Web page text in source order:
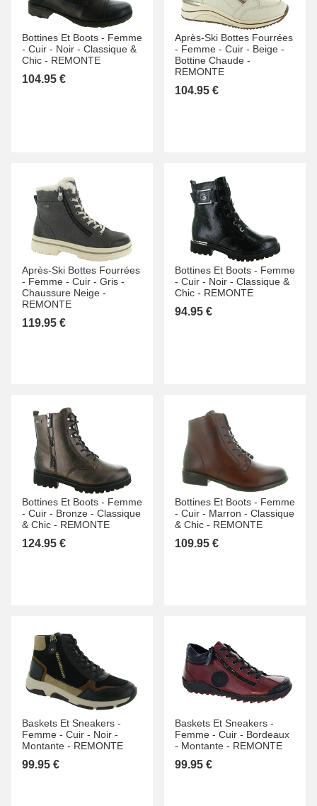
Bottines Et Boots - Femme
- Cuir - Noir - Classique &
Chic - REMONTE
104.95 €
Après-Ski Bottes Fourrées
- Femme - Cuir - Beige -
Bottine Chaude -
REMONTE
104.95 €
Après-Ski Bottes Fourrées
- Femme - Cuir - Gris -
Chaussure Neige -
REMONTE
119.95 €
Bottines Et Boots - Femme
- Cuir - Noir - Classique &
Chic - REMONTE
94.95 €
Bottines Et Boots - Femme
- Cuir - Bronze - Classique
& Chic - REMONTE
124.95 €
Bottines Et Boots - Femme
- Cuir - Marron - Classique
& Chic - REMONTE
109.95 €
Baskets Et Sneakers -
Femme - Cuir - Noir -
Montante - REMONTE
99.95 €
Baskets Et Sneakers -
Femme - Cuir - Bordeaux
- Montante - REMONTE
99.95 €